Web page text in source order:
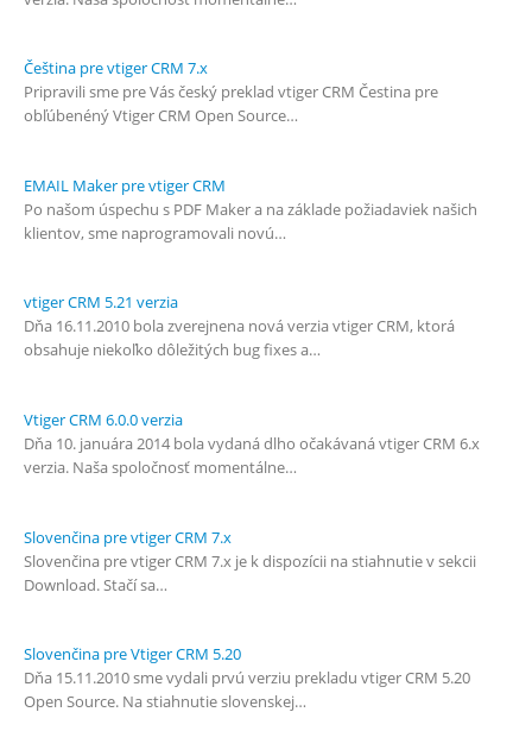
Čeština pre vtiger CRM 7.x
Pripravili sme pre Vás český preklad vtiger CRM Čestina pre
obľúbenéný Vtiger CRM Open Source…
EMAIL Maker pre vtiger CRM
Po našom úspechu s PDF Maker a na základe požiadaviek našich
klientov, sme naprogramovali novú…
vtiger CRM 5.21 verzia
Dňa 16.11.2010 bola zverejnena nová verzia vtiger CRM, ktorá
obsahuje niekoľko dôležitých bug fixes a…
Vtiger CRM 6.0.0 verzia
Dňa 10. januára 2014 bola vydaná dlho očakávaná vtiger CRM 6.x
verzia. Naša spoločnosť momentálne…
Slovenčina pre vtiger CRM 7.x
Slovenčina pre vtiger CRM 7.x je k dispozícii na stiahnutie v sekcii
Download. Stačí sa…
Slovenčina pre Vtiger CRM 5.20
Dňa 15.11.2010 sme vydali prvú verziu prekladu vtiger CRM 5.20
Open Source. Na stiahnutie slovenskej…